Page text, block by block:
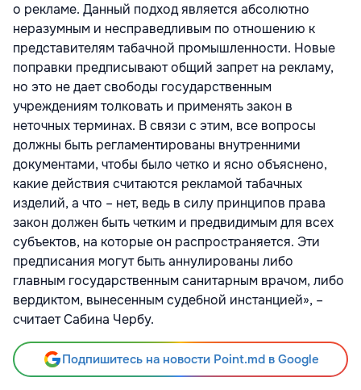
о рекламе. Данный подход является абсолютно
неразумным и несправедливым по отношению к
представителям табачной промышленности. Новые
поправки предписывают общий запрет на рекламу,
но это не дает свободы государственным
учреждениям толковать и применять закон в
неточных терминах. В связи с этим, все вопросы
должны быть регламентированы внутренними
документами, чтобы было четко и ясно объяснено,
какие действия считаются рекламой табачных
изделий, а что – нет, ведь в силу принципов права
закон должен быть четким и предвидимым для всех
субъектов, на которые он распространяется. Эти
предписания могут быть аннулированы либо
главным государственным санитарным врачом, либо
вердиктом, вынесенным судебной инстанцией», –
считает Сабина Чербу.
Подпишитесь на новости Point.md в Google